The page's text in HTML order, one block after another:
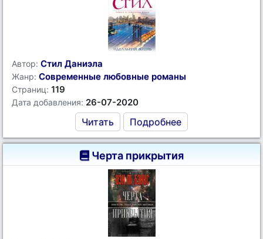
Автор: Стил Даниэла
Жанр: Современные любовные романы
Страниц: 119
Дата добавления: 26-07-2020
Читать Подробнее
Черта прикрытия